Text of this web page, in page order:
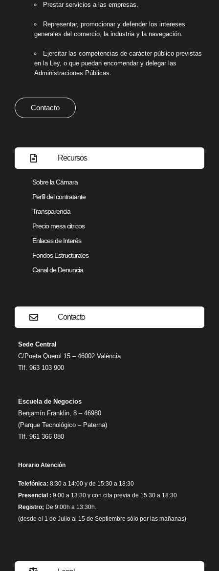
Prestar servicios a las empresas.
Representar, promocionar y defender los intereses
generales del comercio, la industria y la navegación.
Ejercitar las competencias de carácter público previstas
en la Ley, o que puedan encomendar y delegar las
Administraciones Públicas.
Contacto
Recursos
Sobre la Cámara
Perfil del contratante
Transparencia
Precio mesa citricos
Enlaces de Interés
Fondos Estructurales
Canal de Denuncia
Contacto
Sede Central
C/Poeta Querol 15 – 46002 València
Tlf. 963 103 900
Escuela de Negocios
Benjamín Franklin, 8 – 46980
(Parque Tecnológico – Paterna)
Tlf. 961 366 080
Horario Atención
Telefónica: 8:30 a 14:00 y de 15:30 a 18:30
Presencial : 9:00 a 13:30 y con cita previa de 15:30 a 18:30
Registro; De 9:00h a 13:30h.
(desde el 1 de Julio al 15 de Septiembre sólo por las mañanas)